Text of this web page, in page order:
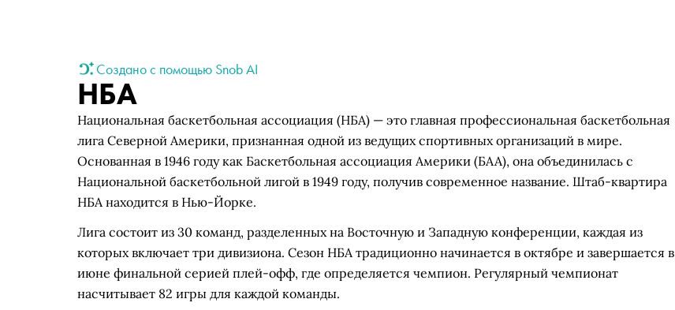
Создано с помощью Snob AI
НБА
Национальная баскетбольная ассоциация (НБА) — это главная профессиональная баскетбольная
лига Северной Америки, признанная одной из ведущих спортивных организаций в мире.
Основанная в 1946 году как Баскетбольная ассоциация Америки (БАА), она объединилась с
Национальной баскетбольной лигой в 1949 году, получив современное название. Штаб-квартира
НБА находится в Нью-Йорке.
Лига состоит из 30 команд, разделенных на Восточную и Западную конференции, каждая из
которых включает три дивизиона. Сезон НБА традиционно начинается в октябре и завершается в
июне финальной серией плей-офф, где определяется чемпион. Регулярный чемпионат
насчитывает 82 игры для каждой команды.